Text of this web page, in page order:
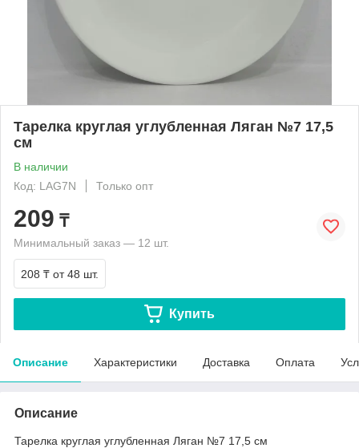
Тарелка круглая углубленная Ляган №7 17,5
см
В наличии
Код: LAG7N
Только опт
209 ₸
Минимальный заказ — 12 шт.
208 ₸ от 48 шт.
Купить
Описание Характеристики Доставка Оплата
Описание
Тарелка круглая углубленная Ляган №7 17,5 см